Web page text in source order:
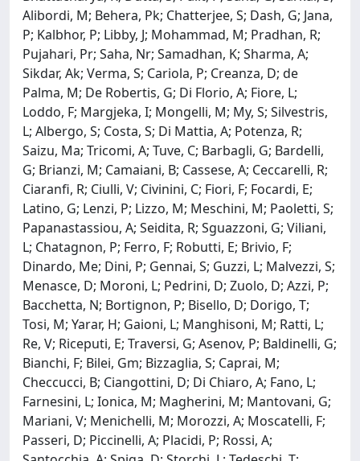
Alibordi, M; Behera, Pk; Chatterjee, S; Dash, G; Jana,
P; Kalbhor, P; Libby, J; Mohammad, M; Pradhan, R;
Pujahari, Pr; Saha, Nr; Samadhan, K; Sharma, A;
Sikdar, Ak; Verma, S; Cariola, P; Creanza, D; de
Palma, M; De Robertis, G; Di Florio, A; Fiore, L;
Loddo, F; Margjeka, I; Mongelli, M; My, S; Silvestris,
L; Albergo, S; Costa, S; Di Mattia, A; Potenza, R;
Saizu, Ma; Tricomi, A; Tuve, C; Barbagli, G; Bardelli,
G; Brianzi, M; Camaiani, B; Cassese, A; Ceccarelli, R;
Ciaranfi, R; Ciulli, V; Civinini, C; Fiori, F; Focardi, E;
Latino, G; Lenzi, P; Lizzo, M; Meschini, M; Paoletti, S;
Papanastassiou, A; Seidita, R; Sguazzoni, G; Viliani,
L; Chatagnon, P; Ferro, F; Robutti, E; Brivio, F;
Dinardo, Me; Dini, P; Gennai, S; Guzzi, L; Malvezzi, S;
Menasce, D; Moroni, L; Pedrini, D; Zuolo, D; Azzi, P;
Bacchetta, N; Bortignon, P; Bisello, D; Dorigo, T;
Tosi, M; Yarar, H; Gaioni, L; Manghisoni, M; Ratti, L;
Re, V; Riceputi, E; Traversi, G; Asenov, P; Baldinelli, G;
Bianchi, F; Bilei, Gm; Bizzaglia, S; Caprai, M;
Checcucci, B; Ciangottini, D; Di Chiaro, A; Fano, L;
Farnesini, L; Ionica, M; Magherini, M; Mantovani, G;
Mariani, V; Menichelli, M; Morozzi, A; Moscatelli, F;
Passeri, D; Piccinelli, A; Placidi, P; Rossi, A;